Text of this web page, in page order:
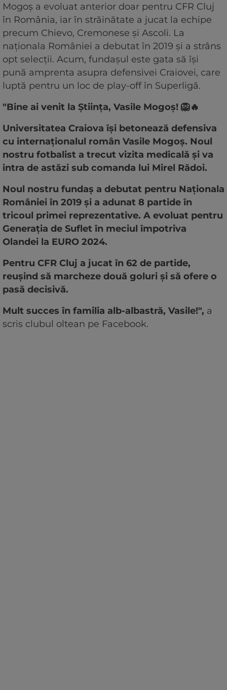
Mogoș a evoluat anterior doar pentru CFR Cluj
în România, iar în străinătate a jucat la echipe
precum Chievo, Cremonese și Ascoli. La
naționala României a debutat în 2019 și a strâns
opt selecții. Acum, fundașul este gata să își
pună amprenta asupra defensivei Craiovei, care
luptă pentru un loc de play-off în Superligă.
"Bine ai venit la Știința, Vasile Mogoș! 🦁🔥
Universitatea Craiova își betonează defensiva
cu internaționalul român Vasile Mogoș. Noul
nostru fotbalist a trecut vizita medicală și va
intra de astăzi sub comanda lui Mirel Rădoi.
Noul nostru fundaș a debutat pentru Naționala
României în 2019 și a adunat 8 partide în
tricoul primei reprezentative. A evoluat pentru
Generația de Suflet în meciul împotriva
Olandei la EURO 2024.
Pentru CFR Cluj a jucat în 62 de partide,
reușind să marcheze două goluri și să ofere o
pasă decisivă.
Mult succes în familia alb-albastră, Vasile!", a
scris clubul oltean pe Facebook.